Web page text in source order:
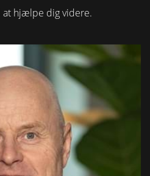
at hjælpe dig videre.